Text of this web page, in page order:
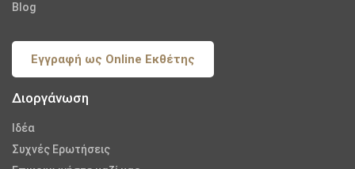
Blog
Εγγραφή ως Online Εκθέτης
Διοργάνωση
Iδέα
Συχνές Ερωτήσεις